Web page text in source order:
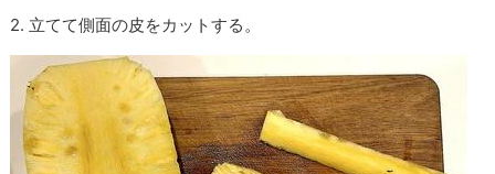
2. 立てて側面の皮をカットする。